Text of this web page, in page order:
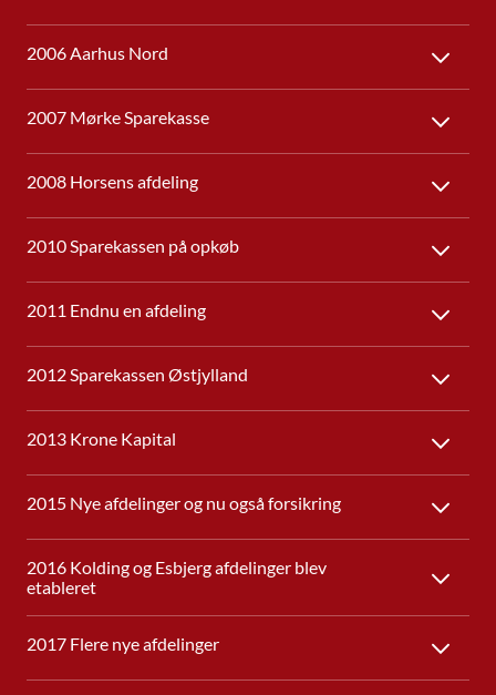
2006 Aarhus Nord
2007 Mørke Sparekasse
2008 Horsens afdeling
2010 Sparekassen på opkøb
2011 Endnu en afdeling
2012 Sparekassen Østjylland
2013 Krone Kapital
2015 Nye afdelinger og nu også forsikring
2016 Kolding og Esbjerg afdelinger blev
etableret
2017 Flere nye afdelinger